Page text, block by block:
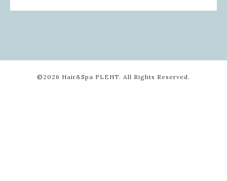
©2026 Hair&Spa PLEHT. All Rights Reserved.